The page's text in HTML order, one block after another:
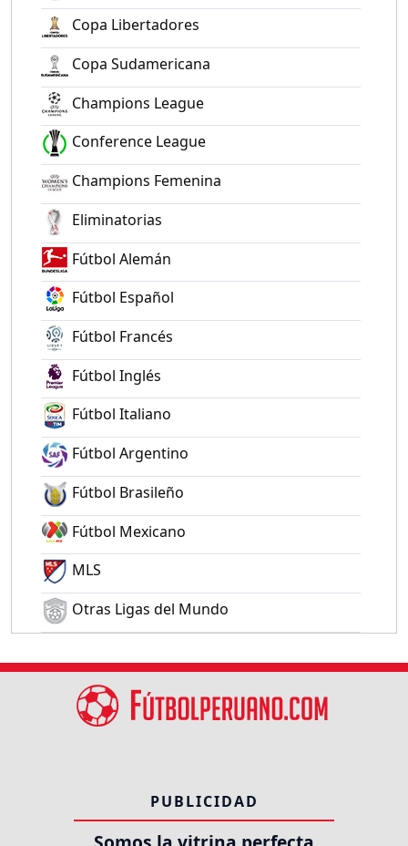
Copa Libertadores
Copa Sudamericana
Champions League
Conference League
Champions Femenina
Eliminatorias
Fútbol Alemán
Fútbol Español
Fútbol Francés
Fútbol Inglés
Fútbol Italiano
Fútbol Argentino
Fútbol Brasileño
Fútbol Mexicano
MLS
Otras Ligas del Mundo
PUBLICIDAD